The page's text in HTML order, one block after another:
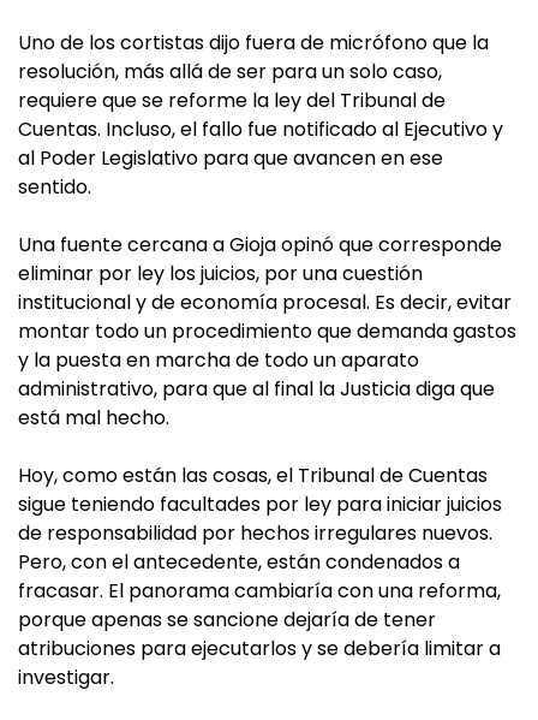
Uno de los cortistas dijo fuera de micrófono que la
resolución, más allá de ser para un solo caso,
requiere que se reforme la ley del Tribunal de
Cuentas. Incluso, el fallo fue notificado al Ejecutivo y
al Poder Legislativo para que avancen en ese
sentido.
Una fuente cercana a Gioja opinó que corresponde
eliminar por ley los juicios, por una cuestión
institucional y de economía procesal. Es decir, evitar
montar todo un procedimiento que demanda gastos
y la puesta en marcha de todo un aparato
administrativo, para que al final la Justicia diga que
está mal hecho.
Hoy, como están las cosas, el Tribunal de Cuentas
sigue teniendo facultades por ley para iniciar juicios
de responsabilidad por hechos irregulares nuevos.
Pero, con el antecedente, están condenados a
fracasar. El panorama cambiaría con una reforma,
porque apenas se sancione dejaría de tener
atribuciones para ejecutarlos y se debería limitar a
investigar.